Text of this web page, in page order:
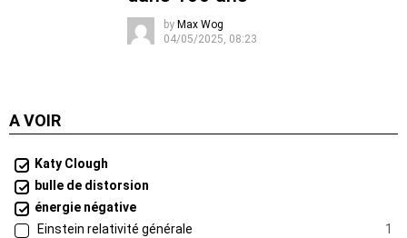
by Max Wog
04/05/2025, 08:23
A VOIR
Katy Clough
bulle de distorsion
énergie négative
Einstein relativité générale
1